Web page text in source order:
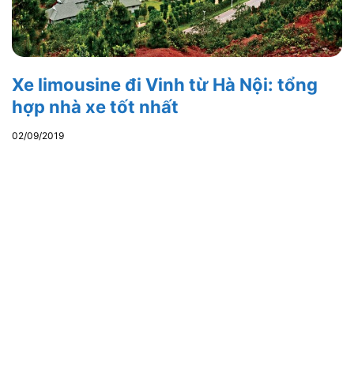
Xe limousine đi Vinh từ Hà Nội: tổng
hợp nhà xe tốt nhất
02/09/2019